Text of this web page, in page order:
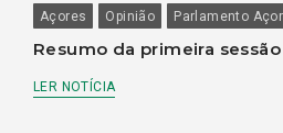
Açores Opinião Parlamento
Resumo da primeira sessão
LER NOTÍCIA